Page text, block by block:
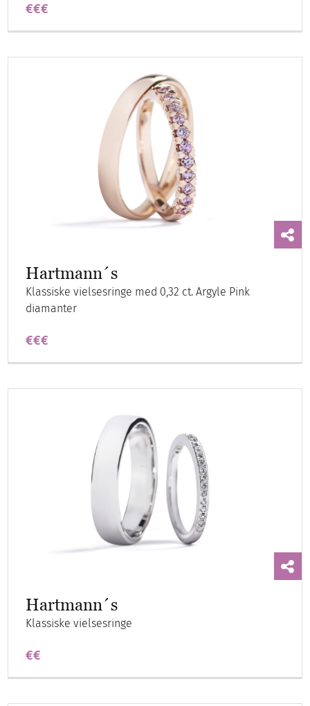
€€€
Hartmann´s
Klassiske vielsesringe med 0,32 ct. Argyle Pink
diamanter
€€€
Hartmann´s
Klassiske vielsesringe
€€